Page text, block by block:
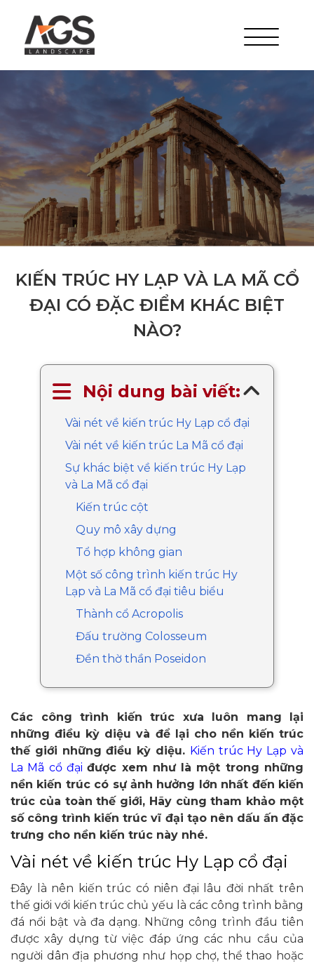
KIẾN TRÚC HY LẠP VÀ LA MÃ CỔ
ĐẠI CÓ ĐẶC ĐIỂM KHÁC BIỆT
NÀO?
Nội dung bài viết:
Vài nét về kiến trúc Hy Lạp cổ đại
Vài nét về kiến trúc La Mã cổ đại
Sự khác biệt về kiến trúc Hy Lạp
và La Mã cổ đại
Kiến trúc cột
Quy mô xây dựng
Tổ hợp không gian
Một số công trình kiến trúc Hy
Lạp và La Mã cổ đại tiêu biểu
Thành cổ Acropolis
Đấu trường Colosseum
Đền thờ thần Poseidon
Các công trình kiến trúc xưa luôn mang lại
những điều kỳ diệu và để lại cho nền kiến trúc
thế giới những điều kỳ diệu. Kiến trúc Hy Lạp và
La Mã cổ đạiđược xem như là một trong những
nền kiến trúc có sự ảnh hưởng lớn nhất đến kiến
trúc của toàn thế giới, Hãy cùng tham khảo một
số công trình kiến trúc vĩ đại tạo nên dấu ấn đặc
trưng cho nền kiến trúc này nhé.
Vài nét về kiến trúc Hy Lạp cổ đại
Đây là nên kiến trúc có niên đại lâu đời nhất trên
thế giới với kiến trúc chủ yếu là các công trình bằng
đá nổi bật và đa dạng. Những công trình đầu tiên
được xây dựng từ việc đáp ứng các nhu cầu của
người dân địa phương như họp chợ, thể thao hoặc